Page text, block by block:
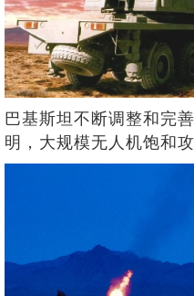
巴基斯坦不断调整和完
明，大规模无人机饱和